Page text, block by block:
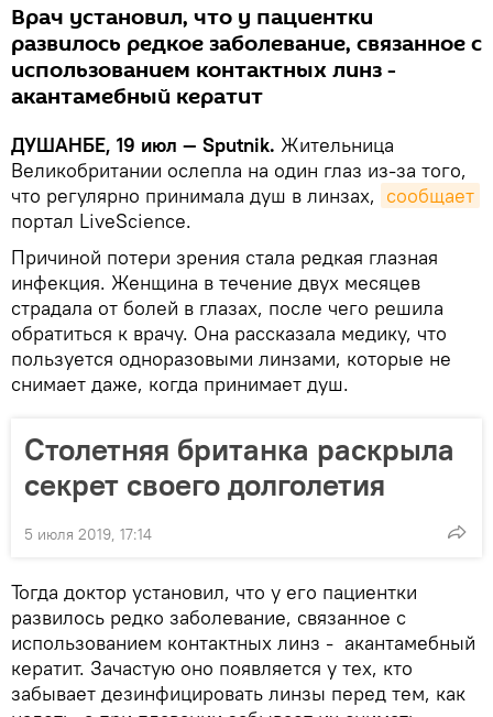
Врач установил, что у пациентки
развилось редкое заболевание, связанное с
использованием контактных линз -
акантамебный кератит
ДУШАНБЕ, 19 июл — Sputnik. Жительница
Великобритании ослепла на один глаз из-за того,
что регулярно принимала душ в линзах, сообщает
портал LiveScience.
Причиной потери зрения стала редкая глазная
инфекция. Женщина в течение двух месяцев
страдала от болей в глазах, после чего решила
обратиться к врачу. Она рассказала медику, что
пользуется одноразовыми линзами, которые не
снимает даже, когда принимает душ.
Столетняя британка раскрыла
секрет своего долголетия
5 июля 2019, 17:14
Тогда доктор установил, что у его пациентки
развилось редко заболевание, связанное с
использованием контактных линз - акантамебный
кератит. Зачастую оно появляется у тех, кто
забывает дезинфицировать линзы перед тем, как